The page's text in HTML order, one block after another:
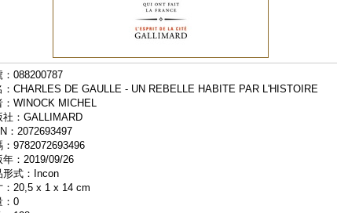
：088200787
：CHARLES DE GAULLE - UN REBELLE HABITE PAR L'HISTOIRE
：WINOCK MICHEL
社：GALLIMARD
：2072693497
：9782072693496
年：2019/09/26
形式：Incon
：20,5 x 1 x 14 cm
：0